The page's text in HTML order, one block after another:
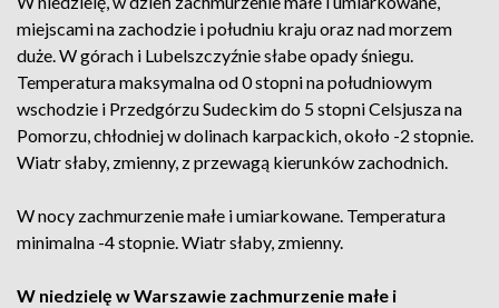
miejscami na zachodzie i południu kraju oraz nad morzem
duże. W górach i Lubelszczyźnie słabe opady śniegu.
Temperatura maksymalna od 0 stopni na południowym
wschodzie i Przedgórzu Sudeckim do 5 stopni Celsjusza na
Pomorzu, chłodniej w dolinach karpackich, około -2 stopnie.
Wiatr słaby, zmienny, z przewagą kierunków zachodnich.
W nocy zachmurzenie małe i umiarkowane. Temperatura
minimalna -4 stopnie. Wiatr słaby, zmienny.
W niedzielę w Warszawie zachmurzenie małe i